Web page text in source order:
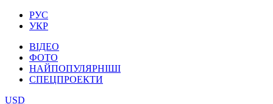
РУС
УКР
ВІДЕО
ФОТО
НАЙПОПУЛЯРНІШІ
СПЕЦПРОЕКТИ
USD